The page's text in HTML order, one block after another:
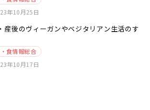
年10月25日
産後のヴィーガンやベジタリアン生活のす
食情報総合
年10月17日